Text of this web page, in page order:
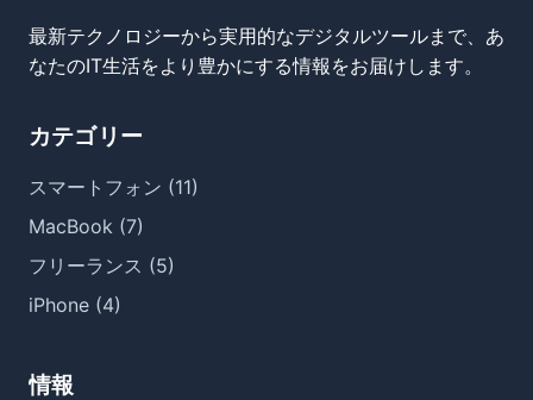
最新テクノロジーから実用的なデジタルツールまで、あ
なたのIT生活をより豊かにする情報をお届けします。
カテゴリー
スマートフォン (11)
MacBook (7)
フリーランス (5)
iPhone (4)
情報